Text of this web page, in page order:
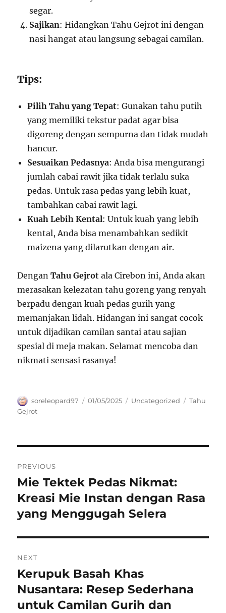
segar.
Sajikan: Hidangkan Tahu Gejrot ini dengan
nasi hangat atau langsung sebagai camilan.
Tips:
Pilih Tahu yang Tepat: Gunakan tahu putih
yang memiliki tekstur padat agar bisa
digoreng dengan sempurna dan tidak mudah
hancur.
Sesuaikan Pedasnya: Anda bisa mengurangi
jumlah cabai rawit jika tidak terlalu suka
pedas. Untuk rasa pedas yang lebih kuat,
tambahkan cabai rawit lagi.
Kuah Lebih Kental: Untuk kuah yang lebih
kental, Anda bisa menambahkan sedikit
maizena yang dilarutkan dengan air.
DenganTahu Gejrot ala Cirebon ini, Anda akan
merasakan kelezatan tahu goreng yang renyah
berpadu dengan kuah pedas gurih yang
memanjakan lidah. Hidangan ini sangat cocok
untuk dijadikan camilan santai atau sajian
spesial di meja makan. Selamat mencoba dan
nikmati sensasi rasanya!
Author
soreleopard97
Posted
01/05/2025 Categories
Uncategorized Tags
Tahu
Gejrot
pos
PREVIOUS
Previous
post:
Mie Tektek Pedas Nikmat:
Kreasi Mie Instan dengan Rasa
yang Menggugah Selera
NEXT
Next
post:
Kerupuk Basah Khas
Nusantara: Resep Sederhana
untuk Camilan Gurih dan